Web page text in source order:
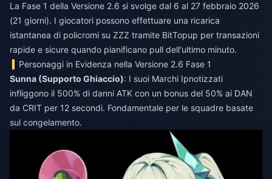
La Fase 1 della Versione 2.6 si svolge dal 6 al 27 febbraio 2026
(21 giorni). I giocatori possono effettuare una ricarica
istantanea di policromi su ZZZ tramite BitTopup per transazioni
rapide e sicure quando pianificano pull dell'ultimo minuto.
Personaggi in Evidenza nella Versione 2.6 Fase 1
Sunna (Supporto Ghiaccio): I suoi Marchi Ipnotizzati
infliggono il 500% di danni ATK con un bonus del 50% ai DAN
da CRIT per 12 secondi. Fondamentale per le squadre basate
sul congelamento.